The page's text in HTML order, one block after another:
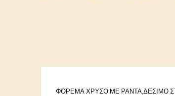
ΦΟΡΕΜΑ ΧΡΥΣΟ ΜΕ ΡΑΝΤΑ,ΔΕΣΙΜΟ